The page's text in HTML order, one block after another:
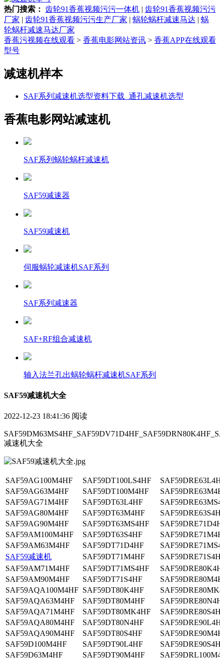
热门搜索： 齿轮91香蕉视频污污一体机 | 齿轮91香蕉视频污污
厂家 | 齿轮91香蕉视频污污生产厂家 | 蜗轮蜗杆减速马达 | 蜗
轮蜗杆减速马达厂家
香蕉污视频在线观看 > 香蕉电影网站资讯 > 香蕉APP在线观看
型号
减速机样本
SAF系列减速机选型资料下载_通孔减速机选型
香蕉电影网站减速机
SAF系列蜗轮蜗杆减速机
SAF59减速器
SAF59减速机
伺服蜗轮减速机SAF系列
SAF系列减速器
SAF+RF组合减速机
轴入法兰孔出蜗轮蜗杆减速机SAF系列
SAF59减速机大全
2022-12-23 18:41:36 阅读
减速机大全
SAF59AG100M4HF SAF59DT100LS4HF
SAF59AG63M4HF
SAF59DT100M4HF
SAF59AG71M4HF
SAF59DT63L4HF
SAF59AG80M4HF
SAF59DT63M4HF
SAF59AG90M4HF
SAF59DT63MS4HF
SAF59AM100M4HF
SAF59DT63S4HF
SAF59AM63M4HF
SAF59DT71D4HF
SAF59减速机
SAF59DT71M4HF
SAF59AM71M4HF
SAF59DT71MS4HF
SAF59AM90M4HF
SAF59DT71S4HF
SAF59AQA100M4HF SAF59DT80K4HF
SAF59AQA63M4HF
SAF59DT80M4HF
SAF59AQA71M4HF
SAF59DT80MK4HF
SAF59AQA80M4HF
SAF59DT80N4HF
SAF59AQA90M4HF
SAF59DT80S4HF
SAF59D100M4HF
SAF59DT90L4HF
SAF59D63M4HF
SAF59DT90M4HF